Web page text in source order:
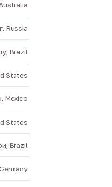
Russia
Brazil
States
Mexico
States
Brazil